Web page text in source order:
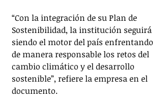
“Con la integración de su Plan de
Sostenibilidad, la institución seguirá
siendo el motor del país enfrentando
de manera responsable los retos del
cambio climático y el desarrollo
sostenible”, refiere la empresa en el
documento.